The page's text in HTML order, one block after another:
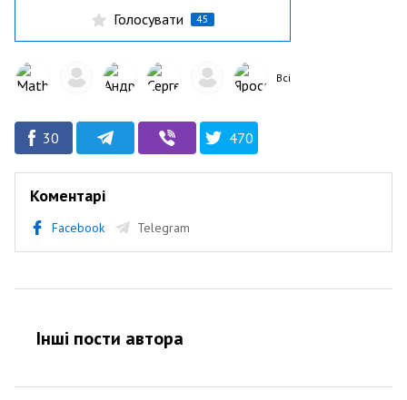
Голосувати 45
Всі
30 470
Коментарі
Facebook Telegram
Інші пости автора